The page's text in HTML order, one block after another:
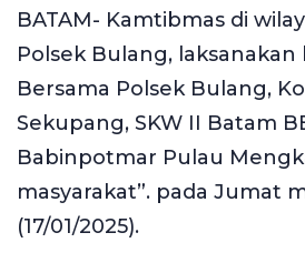
BATAM- Kamtibmas di
Polsek Bulang, laksanakan
Bersama Polsek Bulang,
Sekupang, SKW II Batam
Babinpotmar Pulau
masyarakat”. pada Jumat
(17/01/2025).